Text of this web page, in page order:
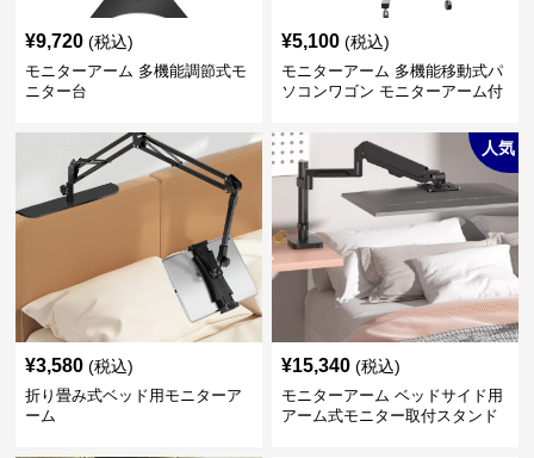
¥9,720 (税込)
モニターアーム 多機能調節式モ
ニター台
¥5,100 (税込)
モニターアーム 多機能移動式パ
ソコンワゴン モニターアーム付
¥3,580 (税込)
折り畳み式ベッド用モニターア
ーム
人気
¥15,340 (税込)
モニターアーム ベッドサイド用
アーム式モニター取付スタンド